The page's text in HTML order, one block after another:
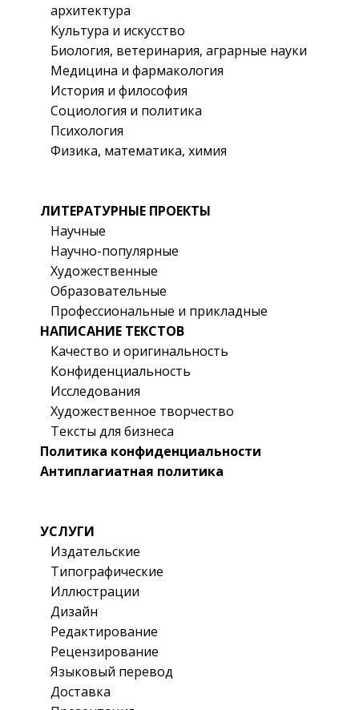
архитектура
Культура и искусство
Биология, ветеринария, аграрные науки
Медицина и фармакология
История и философия
Социология и политика
Психология
Физика, математика, химия
ЛИТЕРАТУРНЫЕ ПРОЕКТЫ
Научные
Научно-популярные
Художественные
Образовательные
Профессиональные и прикладные
НАПИСАНИЕ ТЕКСТОВ
Качество и оригинальность
Конфиденциальность
Исследования
Художественное творчество
Тексты для бизнеса
Политика конфиденциальности
Антиплагиатная политика
УСЛУГИ
Издательские
Типографические
Иллюстрации
Дизайн
Редактирование
Рецензирование
Языковый перевод
Доставка